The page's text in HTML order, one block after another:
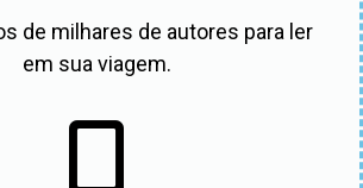
de milhares de autores para ler
em sua viagem.